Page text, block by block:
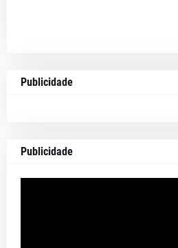
Publicidade
Publicidade